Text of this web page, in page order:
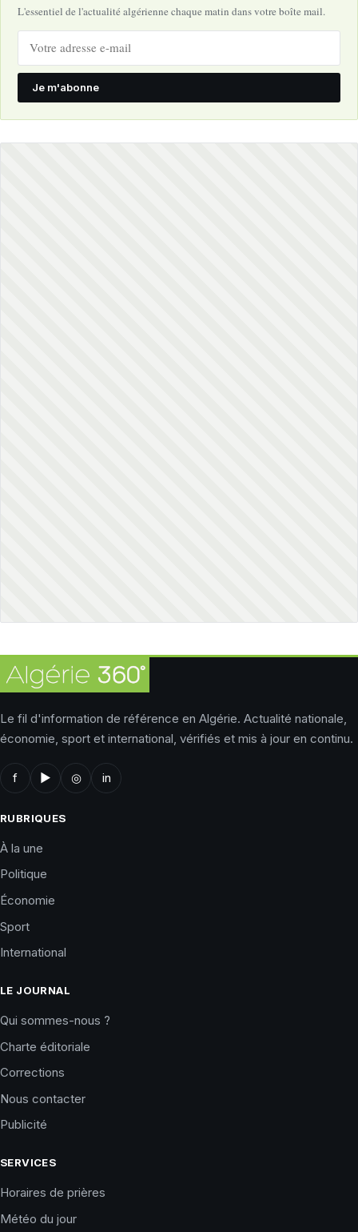
L'essentiel de l'actualité algérienne chaque matin dans votre boîte mail.
Je m'abonne
Le fil d'information de référence en Algérie. Actualité nationale,
économie, sport et international, vérifiés et mis à jour en continu.
f ▶ ◎ in
RUBRIQUES
À la une
Politique
Économie
Sport
International
LE JOURNAL
Qui sommes-nous ?
Charte éditoriale
Corrections
Nous contacter
Publicité
SERVICES
Horaires de prières
Météo du jour